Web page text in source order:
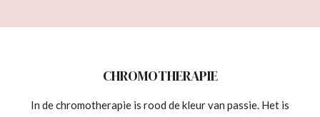
CHROMOTHERAPIE
In de chromotherapie is rood de kleur van passie. Het is